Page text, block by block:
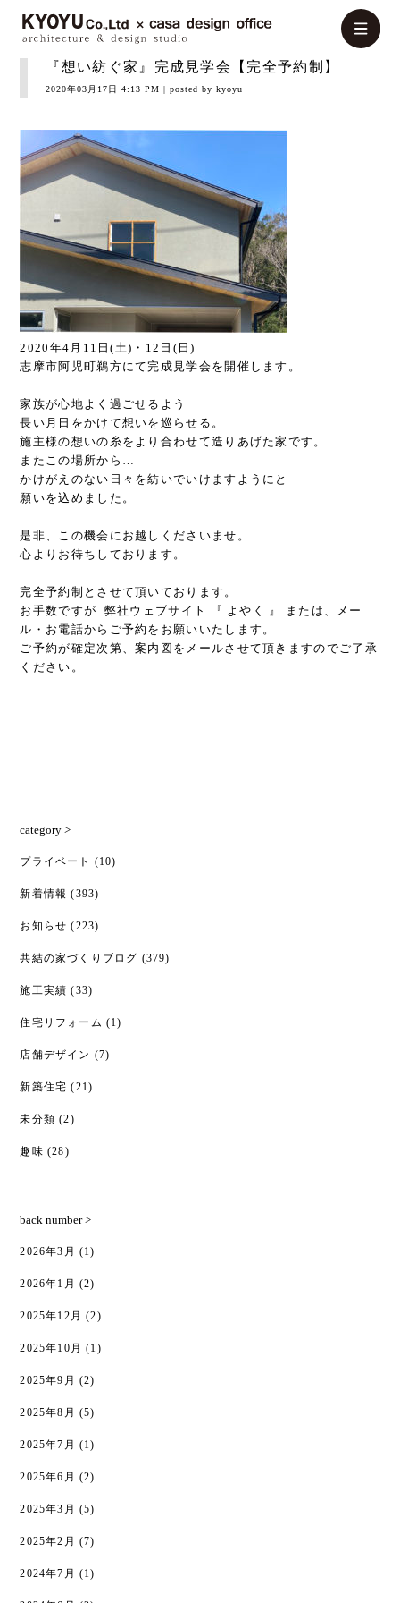
『想い紡ぐ家』完成見学会【完全予約制】
2020年03月17日 4:13 PM | posted by kyoyu
2020年4月11日(土)・12日(日)
志摩市阿児町鵜方にて完成見学会を開催します。
家族が心地よく過ごせるよう
長い月日をかけて想いを巡らせる。
施主様の想いの糸をより合わせて造りあげた家です。
またこの場所から…
かけがえのない日々を紡いでいけますようにと
願いを込めました。
是非、この機会にお越しくださいませ。
心よりお待ちしております。
完全予約制とさせて頂いております。
お手数ですが 弊社ウェブサイト 『 よやく
』 または、メー
ル・お電話からご予約をお願いいたします。
ご予約が確定次第、案内図をメールさせて頂きますのでご了承
ください。
category >
プライベート (10)
新着情報 (393)
お知らせ (223)
共結の家づくりブログ (379)
施工実績 (33)
住宅リフォーム (1)
店舗デザイン (7)
新築住宅 (21)
未分類 (2)
趣味 (28)
back number >
2026年3月 (1)
2026年1月 (2)
2025年12月 (2)
2025年10月 (1)
2025年9月 (2)
2025年8月 (5)
2025年7月 (1)
2025年6月 (2)
2025年3月 (5)
2025年2月 (7)
2024年7月 (1)